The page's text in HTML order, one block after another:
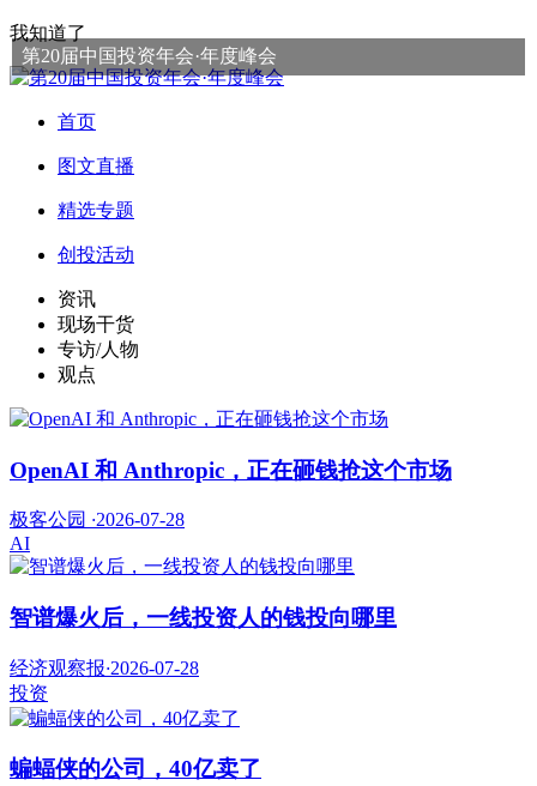
我知道了
第20届中国投资年会·年度峰会
首页
图文直播
精选专题
创投活动
资讯
现场干货
专访/人物
观点
OpenAI 和 Anthropic，正在砸钱抢这个市场
极客公园 ·2026-07-28
AI
智谱爆火后，一线投资人的钱投向哪里
经济观察报·2026-07-28
投资
蝙蝠侠的公司，40亿卖了